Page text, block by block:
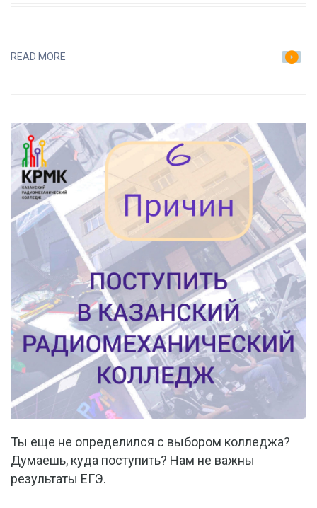
(ПОСЛЕ
11
КЛАССА).
READ MORE
Ты еще не определился с выбором колледжа?
Думаешь, куда поступить? Нам не важны
результаты ЕГЭ.